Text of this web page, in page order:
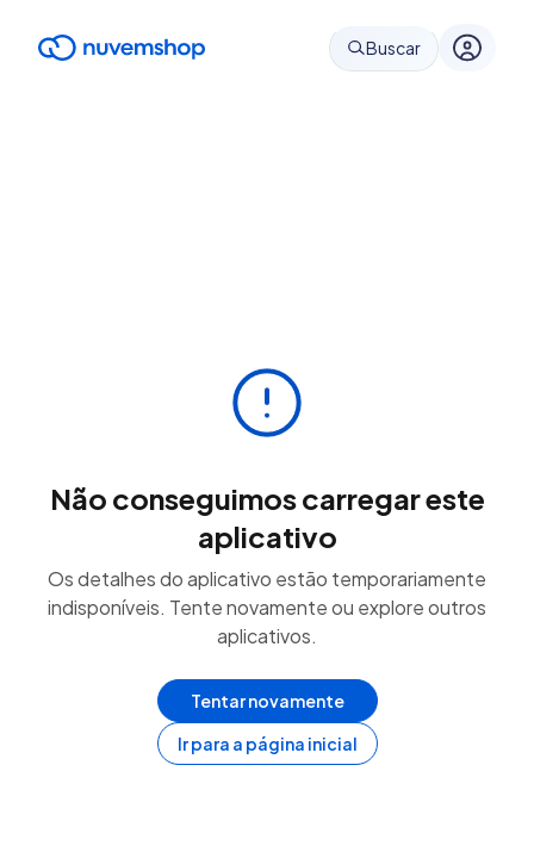
Buscar
Não conseguimos carregar este
aplicativo
Os detalhes do aplicativo estão temporariamente
indisponíveis. Tente novamente ou explore outros
aplicativos.
Tentar novamente
Ir para a página inicial